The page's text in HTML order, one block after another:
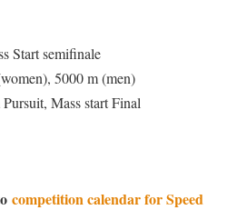
Start semifinale
5000 m (men)
Mass start Final
competition calendar for Speed